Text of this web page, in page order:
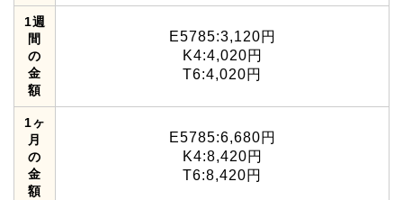
1週
間
の
金
額
E5785:3,120円
K4:4,020円
T6:4,020円
1ヶ
月
の
金
額
E5785:6,680円
K4:8,420円
T6:8,420円